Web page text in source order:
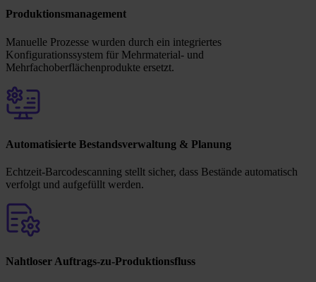
Produktionsmanagement
Manuelle Prozesse wurden durch ein integriertes
Konfigurationssystem für Mehrmaterial- und
Mehrfachoberflächenprodukte ersetzt.
Automatisierte Bestandsverwaltung & Planung
Echtzeit-Barcodescanning stellt sicher, dass Bestände automatisch
verfolgt und aufgefüllt werden.
Nahtloser Auftrags-zu-Produktionsfluss